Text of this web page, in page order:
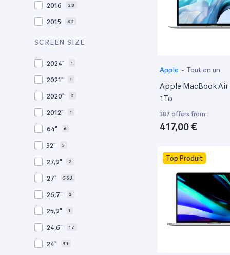
2016 28
2015 62
2014
SCREEN SIZE
2024" 1
2021" 1
2020" 2
2012" 1
64" 6
32" 5
27,9" 2
27" 563
26,7" 2
25,9" 1
24,6" 17
24" 51
Apple - Tout en un
Apple MacBook Air
1To
387 offers from:
417,00 €
Top Produit